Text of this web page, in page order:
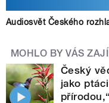
Audiosvět Českého
MOHLO BY VÁS
Český
jako